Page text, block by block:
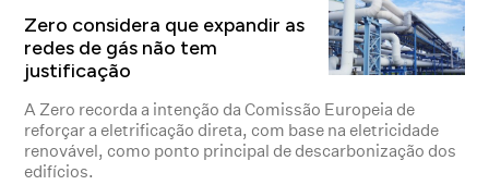
Zero considera que expandir as
redes de gás não tem
justificação
A Zero recorda a intenção da Comissão Europeia de
reforçar a eletrificação direta, com base na eletricidade
renovável, como ponto principal de descarbonização dos
edifícios.